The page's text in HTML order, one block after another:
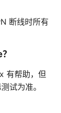
断线时所有
有帮助，但
试为准。